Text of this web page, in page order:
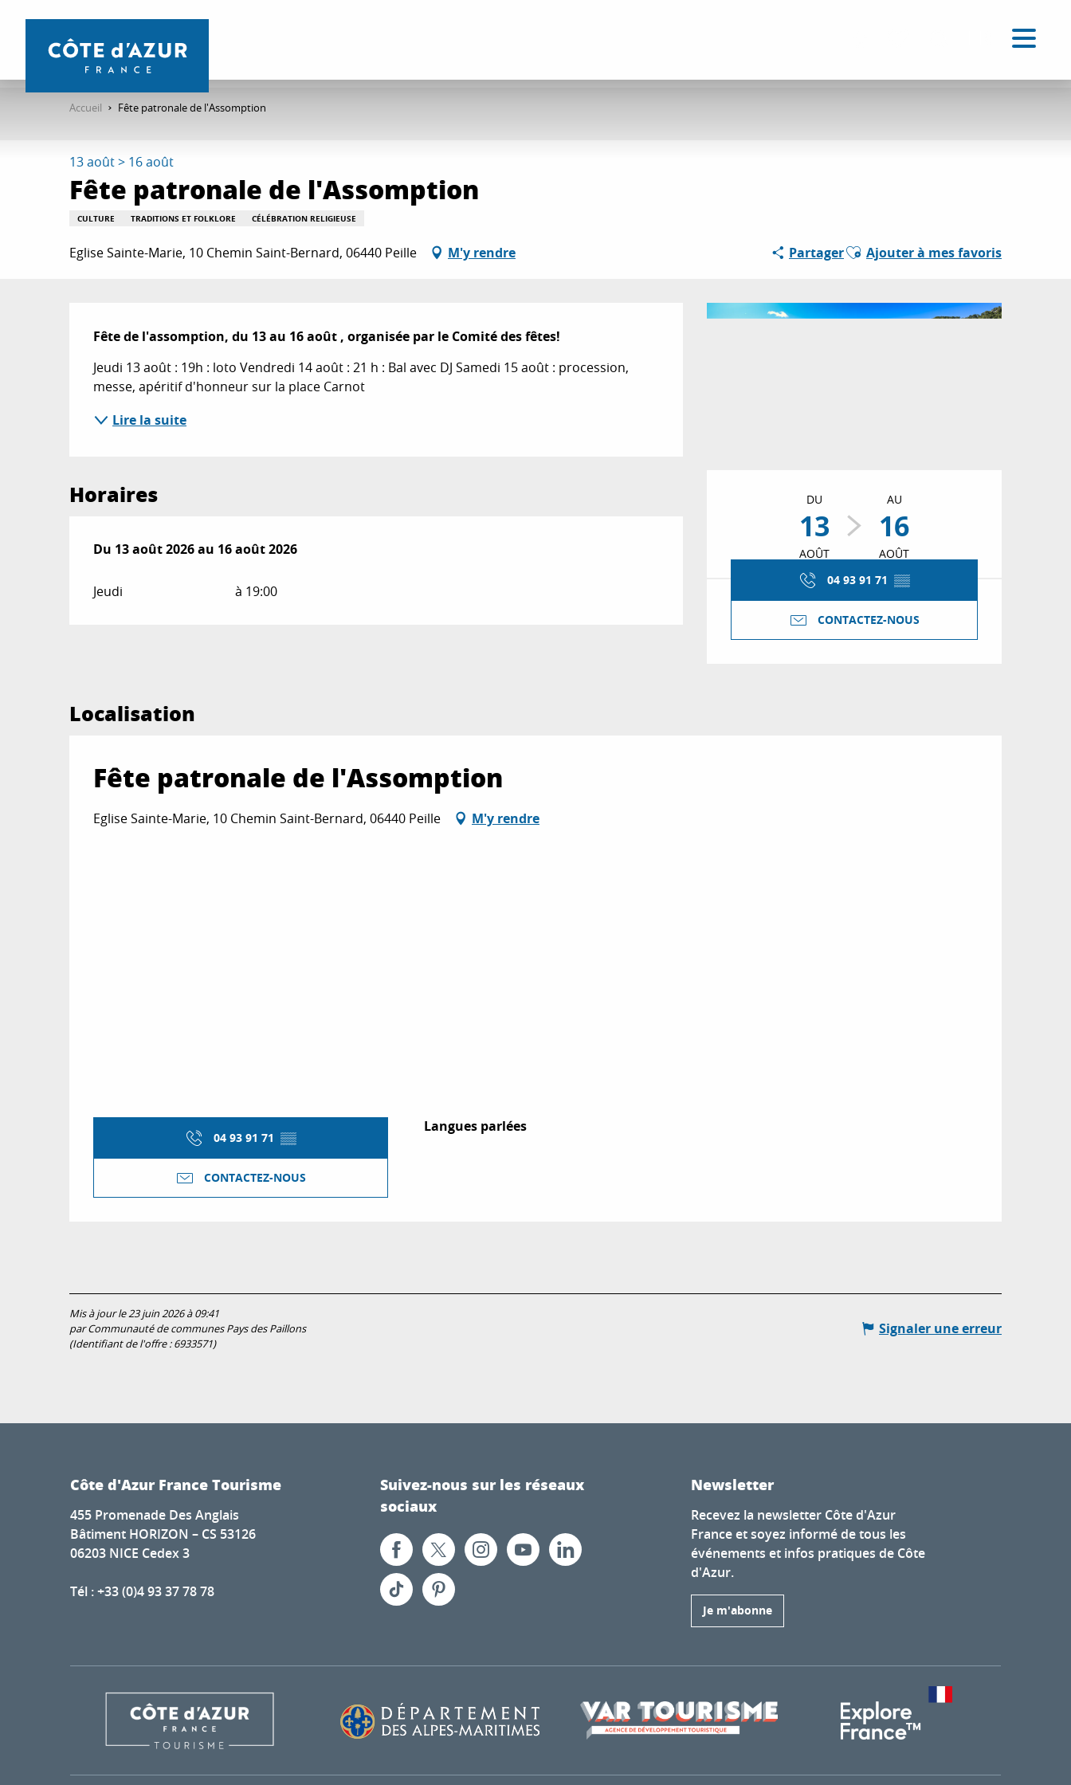
contenu
Accueil Fête patronale de l'Assomption
13 août > 16 août
Fête patronale de l'Assomption
CULTURE TRADITIONS ET FOLKLORE CÉLÉBRATION RELIGIEUSE
Eglise Sainte-Marie, 10 Chemin Saint-Bernard, 06440 Peille M'y rendre PartagerAjouter aux favoris
Ajouter à mes favoris
Ouverture et
DU
13
AOÛT
AU
16
AOÛT
04 93 91 71 ▒▒
CONTACTEZ-NOUS
Description
Fête de l'assomption, du 13 au 16 août , organisée par le Comité des fêtes!
Jeudi 13 août : 19h : loto Vendredi 14 août : 21 h : Bal avec DJ Samedi 15 août : procession,
messe, apéritif d'honneur sur la place Carnot
Lire la suite
Horaires
Du 13 août 2026au 16 août 2026
Du 13 août 2026au 16 août 2026
Jeudi à 19:00
Localisation
Fête patronale de l'Assomption
Eglise Sainte-Marie, 10 Chemin Saint-Bernard, 06440 Peille M'y rendre
04 93 91 71 ▒▒
CONTACTEZ-NOUS
Langues parlées
Langues parlées
Mis à jour le 23 juin 2026 à 09:41
par Communauté de communes Pays des Paillons
(Identifiant de l'offre :6933571)
Signaler une erreur
Côte d'Azur France Tourisme
455 Promenade Des Anglais
Bâtiment HORIZON – CS 53126
06203 NICE Cedex 3
Tél : +33 (0)4 93 37 78 78
Suivez-nous sur les réseaux
sociaux
Newsletter
Recevez la newsletter Côte d'Azur
France et soyez informé de tous les
événements et infos pratiques de Côte
d'Azur.
Je m'abonne